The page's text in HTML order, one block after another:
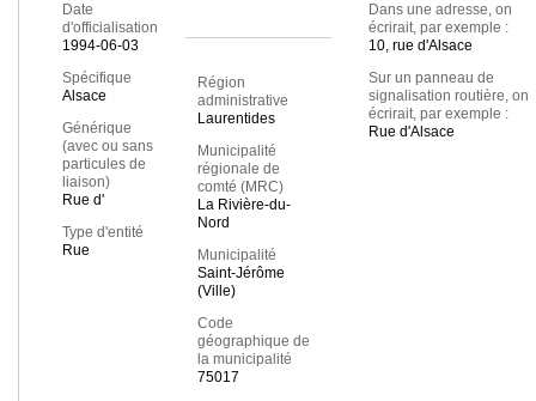
Date
d'officialisation
1994-06-03
Spécifique
Alsace
Générique
(avec ou sans
particules de
liaison)
Rue d'
Type d'entité
Rue
Région
administrative
Laurentides
Municipalité
régionale de
comté (MRC)
La Rivière-du-
Nord
Municipalité
Saint-Jérôme
(Ville)
Code
géographique de
la municipalité
75017
Dans une adresse, on
écrirait, par exemple :
10, rue d'Alsace
Sur un panneau de
signalisation routière, on
écrirait, par exemple :
Rue d'Alsace